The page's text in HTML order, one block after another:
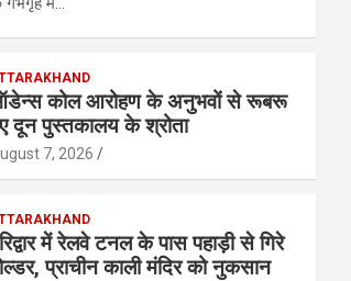
कोल आरोहण के अनुभवों से रूबरू
दून पुस्तकालय के श्रोता
7, 2026
में रेलवे टनल के पास पहाड़ी से गिरे
प्राचीन काली मंदिर को नुकसान